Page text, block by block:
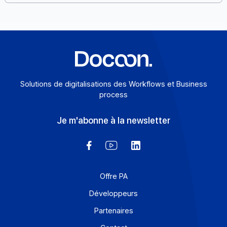
En savoir plus
process
Je m'abonne à la newsletter